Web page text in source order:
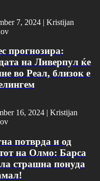
7, 2024 | Kristijan
прогнозира:
на Ливерпул ќе
во Реал, близок е
16, 2024 | Kristijan
потврда и од
на Олмо: Барса
страшна понуда